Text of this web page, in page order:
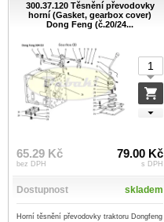
300.37.120 Těsnění převodovky
horní (Gasket, gearbox cover)
Dong Feng (č.20/24...
65.29 Kč
bez DPH
79.00 Kč
s DPH
Dostupnost skladem
Horní těsnění převodovky traktoru Dongfeng